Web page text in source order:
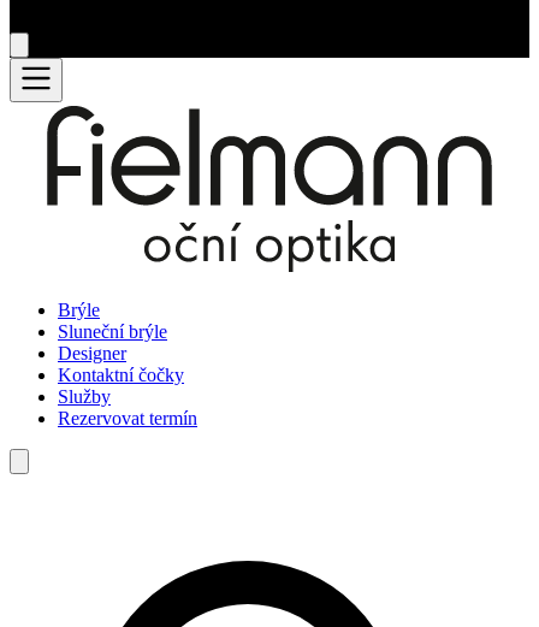
Brýle
Sluneční brýle
Designer
Kontaktní čočky
Služby
Rezervovat termín